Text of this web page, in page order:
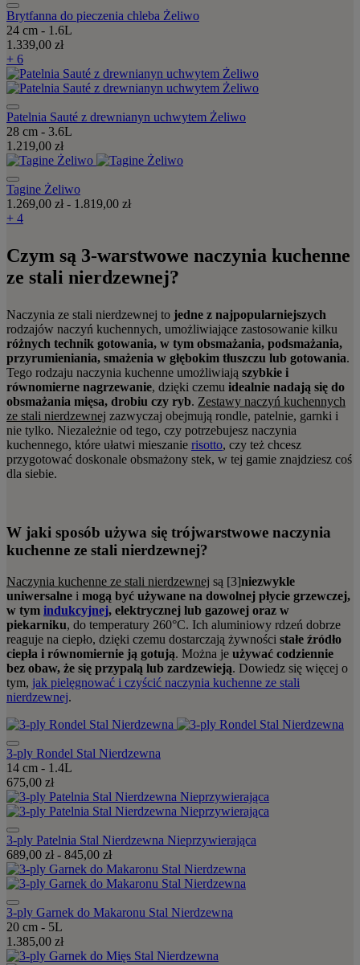
Brytfanna do pieczenia chleba Żeliwo
24 cm - 1.6L
1.339,00 zł
+ 6
Patelnia Sauté z drewnianyn uchwytem Żeliwo
28 cm - 3.6L
1.219,00 zł
Tagine Żeliwo
1.269,00 zł- 1.819,00 zł
+ 4
Czym są 3-warstwowe naczynia kuchenne
ze stali nierdzewnej?
Naczynia ze stali nierdzewnej to jedne z najpopularniejszych
rodzajów naczyń kuchennych, umożliwiające zastosowanie kilku
różnych technik gotowania, w tym obsmażania, podsmażania,
przyrumieniania, smażenia w głębokim tłuszczu lub gotowania.
Tego rodzaju naczynia kuchenne umożliwiają szybkie i
równomierne nagrzewanie, dzięki czemu idealnie nadają się do
obsmażania mięsa, drobiu czy ryb. Zestawy naczyń kuchennych
ze stali nierdzewnej zazwyczaj obejmują rondle, patelnie, garnki i
nie tylko. Niezależnie od tego, czy potrzebujesz naczynia
kuchennego, które ułatwi mieszanie risotto, czy też chcesz
przygotować doskonale obsmażony stek, w tej gamie znajdziesz coś
dla siebie.
W jaki sposób używa się trójwarstwowe naczynia
kuchenne ze stali nierdzewnej?
Naczynia kuchenne ze stali nierdzewnej są [3]niezwykle
uniwersalne i mogą być używane na dowolnej płycie grzewczej,
w tym indukcyjnej, elektrycznej lub gazowej oraz w
piekarniku, do temperatury 260°C. Ich aluminiowy rdzeń dobrze
reaguje na ciepło, dzięki czemu dostarczają żywności stałe źródło
ciepła i równomiernie ją gotują. Można je używać codziennie
bez obaw, że się przypalą lub zardzewieją. Dowiedz się więcej o
tym, jak pielęgnować i czyścić naczynia kuchenne ze stali
nierdzewnej.
3-ply Rondel Stal Nierdzewna
14 cm - 1.4L
675,00 zł
3-ply Patelnia Stal Nierdzewna Nieprzywierająca
689,00 zł- 845,00 zł
3-ply Garnek do Makaronu Stal Nierdzewna
20 cm - 5L
1.385,00 zł